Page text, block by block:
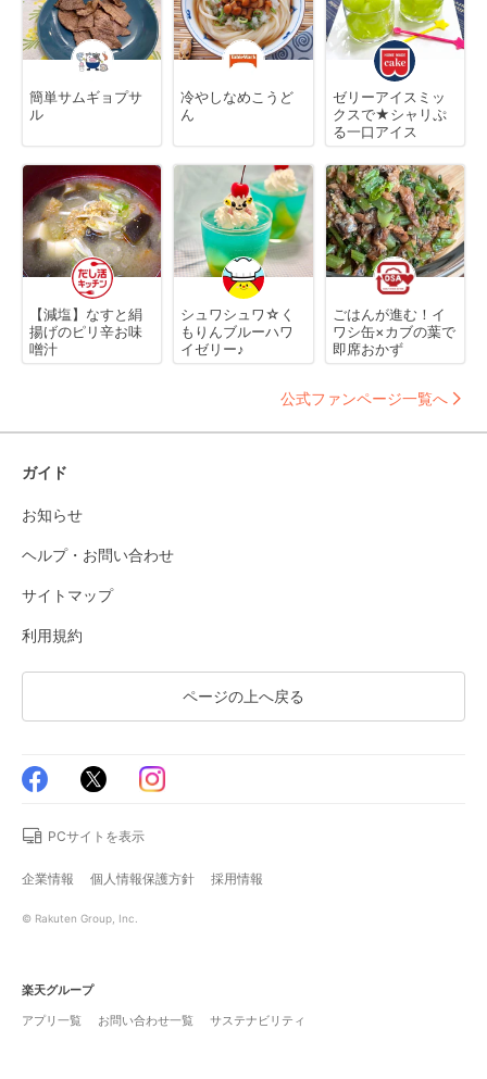
簡単サムギョプサ
ル
冷やしなめこうど
ん
ゼリーアイスミッ
クスで★シャリぷ
る一口アイス
【減塩】なすと絹
揚げのピリ辛お味
噌汁
シュワシュワ☆く
もりんブルーハワ
イゼリー♪
ごはんが進む！イ
ワシ缶×カブの葉で
即席おかず
公式ファンページ一覧へ
ガイド
お知らせ
ヘルプ・お問い合わせ
サイトマップ
利用規約
ページの上へ戻る
PCサイトを表示
企業情報 個人情報保護方針 採用情報
© Rakuten Group, Inc.
楽天グループ
アプリ一覧
お問い合わせ一覧 サステナビリティ